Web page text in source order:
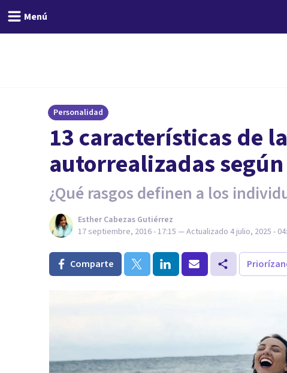
Menú
Personalidad
​13 características de
autorrealizadas
¿Qué rasgos definen a los
Esther Cabezas Gutiérrez
17 septiembre, 2016 - 17:15 — Actualizado 4 julio, 2025 -
Comparte